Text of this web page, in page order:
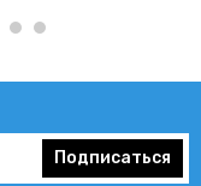
Подписаться